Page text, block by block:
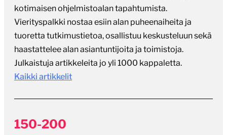
kotimaisen ohjelmistoalan tapahtumista.
Vierityspalkki nostaa esiin alan puheenaiheita ja
tuoretta tutkimustietoa, osallistuu keskusteluun sekä
haastattelee alan asiantuntijoita ja toimistoja.
Julkaistuja artikkeleita jo yli 1000 kappaletta.
Kaikki artikkelit
150-200